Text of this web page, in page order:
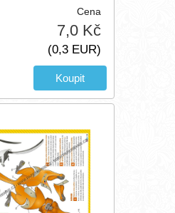
Cena
7,0 Kč
(0,3 EUR)